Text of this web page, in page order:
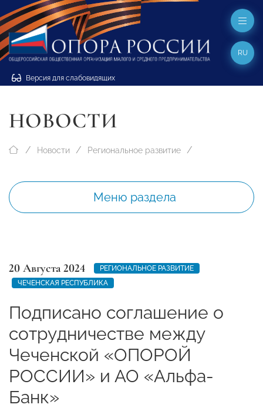
Версия для слабовидящих
RU
НОВОСТИ
Новости Региональное развитие
Меню раздела
20 Августа 2024
РЕГИОНАЛЬНОЕ РАЗВИТИЕ
ЧЕЧЕНСКАЯ РЕСПУБЛИКА
Подписано соглашение о
сотрудничестве между
Чеченской «ОПОРОЙ
РОССИИ» и АО «Альфа-
Банк»